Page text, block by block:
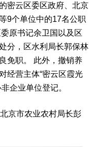
密云区委区政府、北京
9个单位中的17名公职
原书记余卫国以及区
分，区水利局长郭保林
免职。 此外，撤销养
经营主体“密云区霞光
企业单位登记。
京市农业农村局长彭